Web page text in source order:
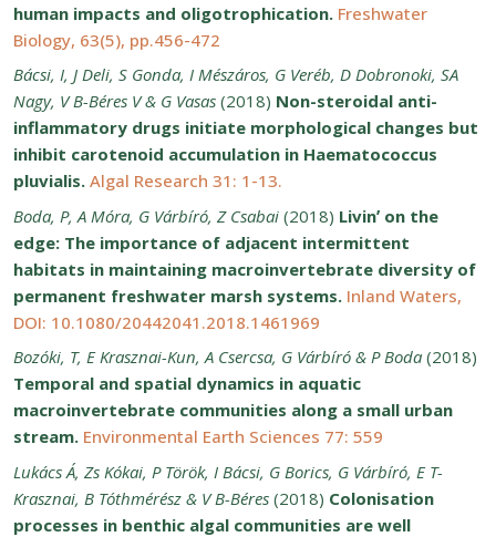
human impacts and oligotrophication. Freshwater
Biology, 63(5), pp.456-472
Bácsi, I, J Deli, S Gonda, I Mészáros, G Veréb, D Dobronoki, SA
Nagy, V B-Béres V & G Vasas (2018) Non-steroidal anti-
inflammatory drugs initiate morphological changes but
inhibit carotenoid accumulation in Haematococcus
pluvialis. Algal Research 31: 1-13.
Boda, P, A Móra, G Várbíró, Z Csabai (2018) Livinʼ on the
edge: The importance of adjacent intermittent
habitats in maintaining macroinvertebrate diversity of
permanent freshwater marsh systems. Inland Waters,
DOI: 10.1080/20442041.2018.1461969
Bozóki, T, E Krasznai-Kun, A Csercsa, G Várbíró & P Boda (2018)
Temporal and spatial dynamics in aquatic
macroinvertebrate communities along a small urban
stream. Environmental Earth Sciences 77: 559
Lukács Á, Zs Kókai, P Török, I Bácsi, G Borics, G Várbíró, E T-
Krasznai, B Tóthmérész & V B-Béres (2018) Colonisation
processes in benthic algal communities are well